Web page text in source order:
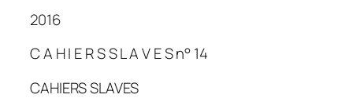
2016
C A H I E R S S L A V E S n° 14
CAHIERS SLAVES